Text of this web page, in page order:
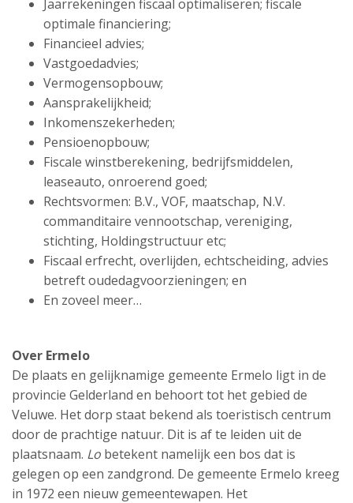
Jaarrekeningen fiscaal optimaliseren; fiscale
optimale financiering;
Financieel advies;
Vastgoedadvies;
Vermogensopbouw;
Aansprakelijkheid;
Inkomenszekerheden;
Pensioenopbouw;
Fiscale winstberekening, bedrijfsmiddelen,
leaseauto, onroerend goed;
Rechtsvormen: B.V., VOF, maatschap, N.V.
commanditaire vennootschap, vereniging,
stichting, Holdingstructuur etc;
Fiscaal erfrecht, overlijden, echtscheiding, advies
betreft oudedagvoorzieningen; en
En zoveel meer…
Over Ermelo
De plaats en gelijknamige gemeente Ermelo ligt in de
provincie Gelderland en behoort tot het gebied de
Veluwe. Het dorp staat bekend als toeristisch centrum
door de prachtige natuur. Dit is af te leiden uit de
plaatsnaam. Lo betekent namelijk een bos dat is
gelegen op een zandgrond. De gemeente Ermelo kreeg
in 1972 een nieuw gemeentewapen. Het